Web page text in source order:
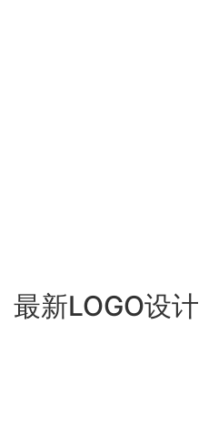
最新LOGO设计